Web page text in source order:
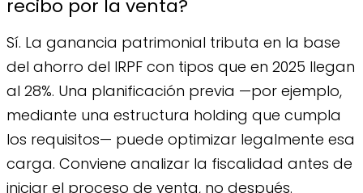
recibo por la venta?
Sí. La ganancia patrimonial tributa en la base
del ahorro del IRPF con tipos que en 2025 llegan
al 28%. Una planificación previa —por ejemplo,
mediante una estructura holding que cumpla
los requisitos— puede optimizar legalmente esa
carga. Conviene analizar la fiscalidad antes de
iniciar el proceso de venta, no después.